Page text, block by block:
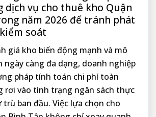
dịch vụ cho thuê kho Quận
năm 2026 để tránh phát
soát
giá kho biến động mạnh và mô
ngày càng đa dạng, doanh nghiệp
pháp tính toán chi phí toàn
rơi vào tình trạng ngân sách thực
ban đầu. Việc lựa chọn cho